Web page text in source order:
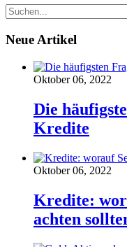
Neue Artikel
Oktober 06, 2022
Die
Kredite
Oktober 06, 2022
Kredite:
achten